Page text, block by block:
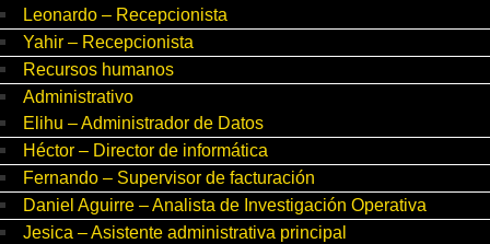
Leonardo – Recepcionista
Yahir – Recepcionista
Recursos humanos
Administrativo
Elihu – Administrador de Datos
Héctor – Director de informática
Fernando – Supervisor de facturación
Daniel Aguirre – Analista de Investigación Operativa
Jesica – Asistente administrativa principal